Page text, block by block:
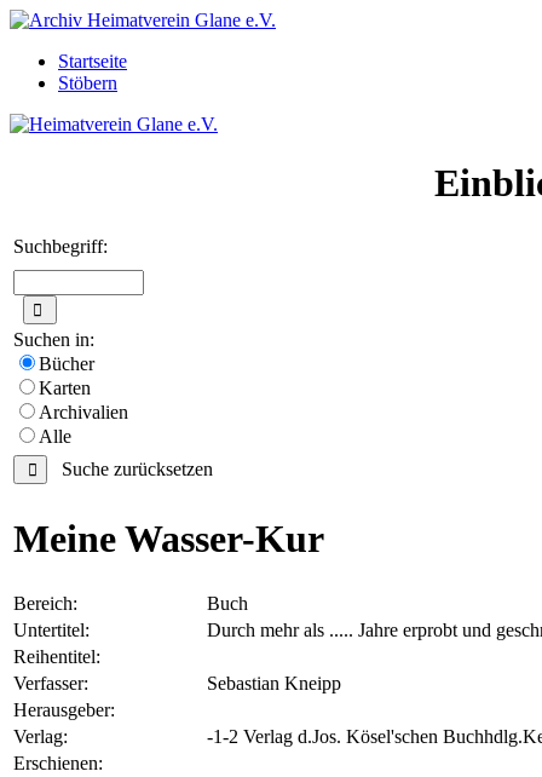
Startseite
Stöbern
Suchbegriff:
Suchen in:
Bücher
Karten
Archivalien
Alle
Suche zurücksetzen
Meine Wasser-Kur
Bereich:
Buch
Untertitel:
Durch mehr als ..... Jahre erprobt und
Reihentitel:
Verfasser:
Sebastian Kneipp
Herausgeber:
Verlag:
-1-2 Verlag d.Jos. Kösel'schen
Erschienen: